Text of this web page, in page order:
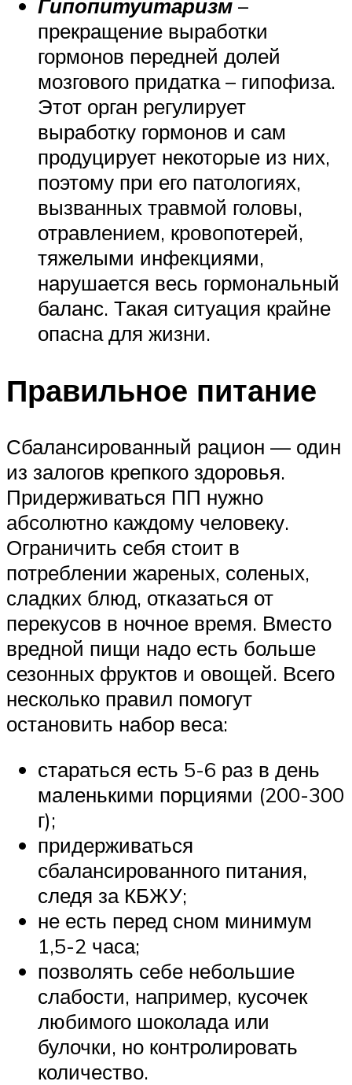
Гипопитуитаризм –
прекращение выработки
гормонов передней долей
мозгового придатка – гипофиза.
Этот орган регулирует
выработку гормонов и сам
продуцирует некоторые из них,
поэтому при его патологиях,
вызванных травмой головы,
отравлением, кровопотерей,
тяжелыми инфекциями,
нарушается весь гормональный
баланс. Такая ситуация крайне
опасна для жизни.
Правильное питание
Сбалансированный рацион — один
из залогов крепкого здоровья.
Придерживаться ПП нужно
абсолютно каждому человеку.
Ограничить себя стоит в
потреблении жареных, соленых,
сладких блюд, отказаться от
перекусов в ночное время. Вместо
вредной пищи надо есть больше
сезонных фруктов и овощей. Всего
несколько правил помогут
остановить набор веса:
стараться есть 5-6 раз в день
маленькими порциями (200-300
г);
придерживаться
сбалансированного питания,
следя за КБЖУ;
не есть перед сном минимум
1,5-2 часа;
позволять себе небольшие
слабости, например, кусочек
любимого шоколада или
булочки, но контролировать
количество.